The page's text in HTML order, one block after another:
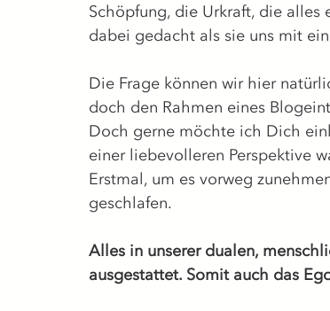
Schöpfung, die Urkraft, die alles
dabei gedacht als sie uns mit
Die Frage können wir hier
doch den Rahmen eines
Doch gerne möchte ich Dich
einer liebevolleren Perspektive
Erstmal, um es vorweg
geschlafen.
Alles in unserer dualen,
ausgestattet. Somit auch das